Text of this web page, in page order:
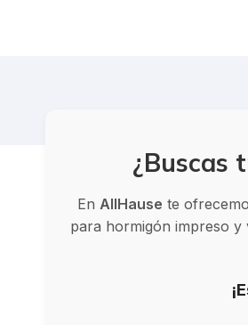
¿Buscas
En AllHause te
para hormigón impreso y